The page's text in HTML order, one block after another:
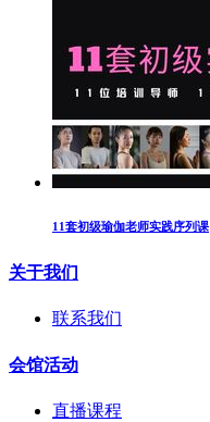
11套初级瑜伽老师实践序列课
关于我们
联系我们
会馆活动
直播课程